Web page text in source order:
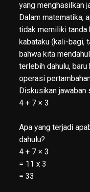
yang menghasilkan
Dalam matematika,
tidak memiliki tanda
kabataku (kali-bagi,
bahwa kita
terlebih dahulu,
operasi
Diskusikan jawaban
4 + 7 × 3
Apa yang terjadi
dahulu?
4 + 7 × 3
= 11 x 3
= 33